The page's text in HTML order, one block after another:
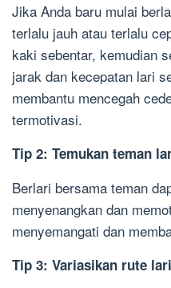
Jika Anda baru mulai
terlalu jauh atau terlalu
kaki sebentar, kemudian
jarak dan kecepatan lari
membantu mencegah
termotivasi.
Tip 2: Temukan teman
Berlari bersama teman
menyenangkan dan
menyemangati dan
Tip 3: Variasikan rute lari